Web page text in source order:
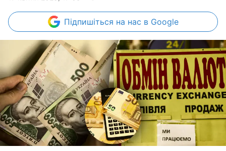
Підпишіться на нас в Google